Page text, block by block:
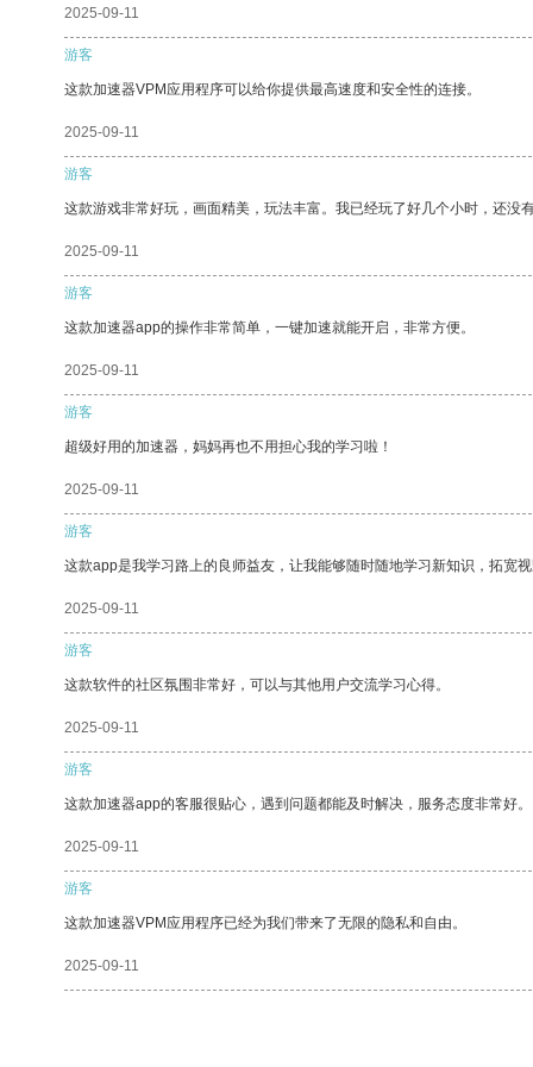
2025-09-11
游客
这款加速器VPM应用程序可以给你提供最高速度和安全性的连接。
2025-09-11
游客
这款游戏非常好玩，画面精美，玩法丰富。我已经玩了好几个小时，还没
2025-09-11
游客
这款加速器app的操作非常简单，一键加速就能开启，非常方便。
2025-09-11
游客
超级好用的加速器，妈妈再也不用担心我的学习啦！
2025-09-11
游客
这款app是我学习路上的良师益友，让我能够随时随地学习新知识，拓宽
2025-09-11
游客
这款软件的社区氛围非常好，可以与其他用户交流学习心得。
2025-09-11
游客
这款加速器app的客服很贴心，遇到问题都能及时解决，服务态度非常好。
2025-09-11
游客
这款加速器VPM应用程序已经为我们带来了无限的隐私和自由。
2025-09-11